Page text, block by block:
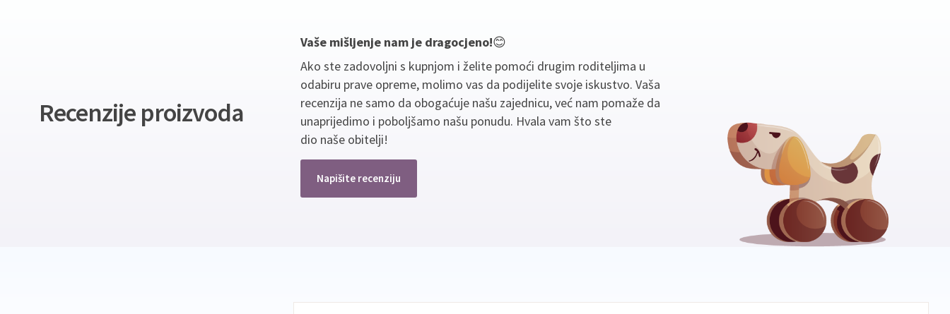
Recenzije proizvoda
Vaše mišljenje nam je dragocjeno!😊
Ako ste zadovoljni s kupnjom i želite pomoći drugim roditeljima u
odabiru prave opreme, molimo vas da podijelite svoje iskustvo. Vaša
recenzija ne samo da obogaćuje našu zajednicu, već nam pomaže da
unaprijedimo i poboljšamo našu ponudu. Hvala vam što ste
dio naše obitelji!
Napišite recenziju